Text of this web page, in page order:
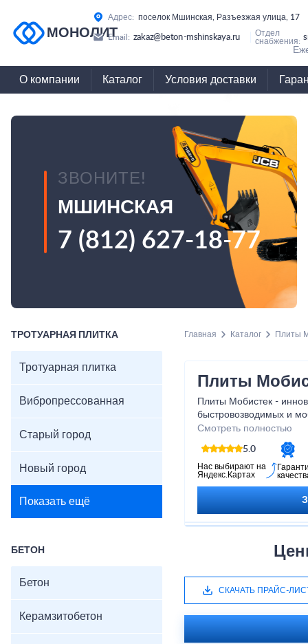
МОНОЛИТ
Адрес: поселок Мшинская, Разъезжая улица, 17
Email: zakaz@beton-mshinskaya.ru
Отдел
снабжения:
О компании Каталог Условия доставки
ЗВОНИТЕ!
МШИНСКАЯ
7 (812) 627-18-77
ТРОТУАРНАЯ ПЛИТКА
Тротуарная плитка
Вибропрессованная
Старый город
Новый город
Показать ещё
БЕТОН
Бетон
Керамзитобетон
Главная Каталог Плиты
Плиты
Плиты Мобистек -
быстровозводимых и
требующих
строительство и
таких случаях эти
как это передовое
прочность,
Смотреть полностью
5.0
Нас выбирают на
Яндекс.Картах
СКАЧАТЬ ПРАЙС-